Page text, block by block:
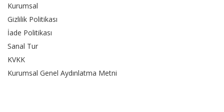
Kurumsal
Gizlilik Politikası
İade Politikası
Sanal Tur
KVKK
Kurumsal Genel Aydınlatma Metni